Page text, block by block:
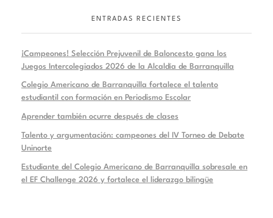
ENTRADAS RECIENTES
¡Campeones! Selección Prejuvenil de Baloncesto gana los
Juegos Intercolegiados 2026 de la Alcaldía de Barranquilla
Colegio Americano de Barranquilla fortalece el talento
estudiantil con formación en Periodismo Escolar
Aprender también ocurre después de clases
Talento y argumentación: campeones del IV Torneo de Debate
Uninorte
Estudiante del Colegio Americano de Barranquilla sobresale en
el EF Challenge 2026 y fortalece el liderazgo bilingüe